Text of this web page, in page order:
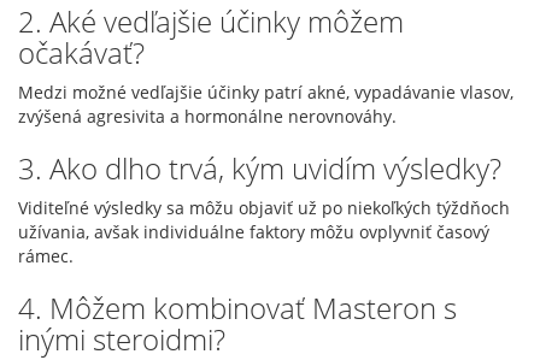
2. Aké vedľajšie účinky môžem
očakávať?
Medzi možné vedľajšie účinky patrí akné, vypadávanie vlasov,
zvýšená agresivita a hormonálne nerovnováhy.
3. Ako dlho trvá, kým uvidím výsledky?
Viditeľné výsledky sa môžu objaviť už po niekoľkých týždňoch
užívania, avšak individuálne faktory môžu ovplyvniť časový
rámec.
4. Môžem kombinovať Masteron s
inými steroidmi?